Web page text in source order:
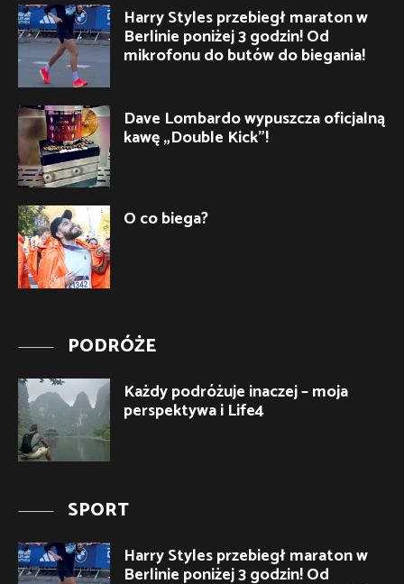
Harry Styles przebiegł maraton w
Berlinie poniżej 3 godzin! Od
mikrofonu do butów do biegania!
Dave Lombardo wypuszcza oficjalną
kawę „Double Kick”!
O co biega?
PODRÓŻE
Każdy podróżuje inaczej – moja
perspektywa i Life4
SPORT
Harry Styles przebiegł maraton w
Berlinie poniżej 3 godzin! Od